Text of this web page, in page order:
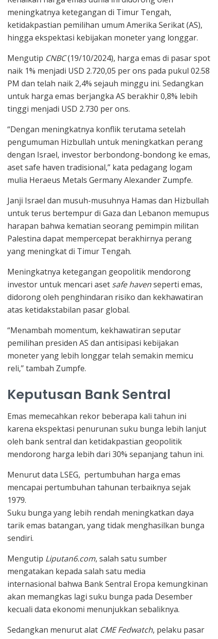
meningkatnya ketegangan di Timur Tengah,
ketidakpastian pemilihan umum Amerika Serikat (AS),
hingga ekspektasi kebijakan moneter yang longgar.
Mengutip CNBC(19/10/2024), harga emas di pasar spot
naik 1% menjadi USD 2.720,05 per ons pada pukul 02.58
PM dan telah naik 2,4% sejauh minggu ini. Sedangkan
untuk harga emas berjangka AS berakhir 0,8% lebih
tinggi menjadi USD 2.730 per ons.
“Dengan meningkatnya konflik terutama setelah
pengumuman Hizbullah untuk meningkatkan perang
dengan Israel, investor berbondong-bondong ke emas,
aset safe haven tradisional,” kata pedagang logam
mulia Heraeus Metals Germany Alexander Zumpfe.
Janji Israel dan musuh-musuhnya Hamas dan Hizbullah
untuk terus bertempur di Gaza dan Lebanon memupus
harapan bahwa kematian seorang pemimpin militan
Palestina dapat mempercepat berakhirnya perang
yang meningkat di Timur Tengah.
Meningkatnya ketegangan geopolitik mendorong
investor untuk mencari aset safe havenseperti emas,
didorong oleh penghindaran risiko dan kekhawatiran
atas ketidakstabilan pasar global.
“Menambah momentum, kekhawatiran seputar
pemilihan presiden AS dan antisipasi kebijakan
moneter yang lebih longgar telah semakin memicu
reli,” tambah Zumpfe.
Keputusan Bank Sentral
Emas memecahkan rekor beberapa kali tahun ini
karena ekspektasi penurunan suku bunga lebih lanjut
oleh bank sentral dan ketidakpastian geopolitik
mendorong harga lebih dari 30% sepanjang tahun ini.
Menurut data LSEG, pertumbuhan harga emas
mencapai pertumbuhan tahunan terbaiknya sejak
1979.
Suku bunga yang lebih rendah meningkatkan daya
tarik emas batangan, yang tidak menghasilkan bunga
sendiri.
Mengutip Liputan6.com, salah satu sumber
mengatakan kepada salah satu media
internasional bahwa Bank Sentral Eropa kemungkinan
akan memangkas lagi suku bunga pada Desember
kecuali data ekonomi menunjukkan sebaliknya.
Sedangkan menurut alat CME Fedwatch, pelaku pasar